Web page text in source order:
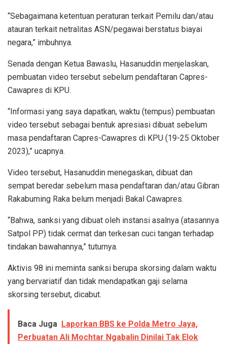
“Sebagaimana ketentuan peraturan terkait Pemilu dan/atau
atauran terkait netralitas ASN/pegawai berstatus biayai
negara,” imbuhnya.
Senada dengan Ketua Bawaslu, Hasanuddin menjelaskan,
pembuatan video tersebut sebelum pendaftaran Capres-
Cawapres di KPU.
“Informasi yang saya dapatkan, waktu (tempus) pembuatan
video tersebut sebagai bentuk apresiasi dibuat sebelum
masa pendaftaran Capres-Cawapres di KPU (19-25 Oktober
2023),” ucapnya.
Video tersebut, Hasanuddin menegaskan, dibuat dan
sempat beredar sebelum masa pendaftaran dan/atau Gibran
Rakabuming Raka belum menjadi Bakal Cawapres.
“Bahwa, sanksi yang dibuat oleh instansi asalnya (atasannya
Satpol PP) tidak cermat dan terkesan cuci tangan terhadap
tindakan bawahannya,” tuturnya.
Aktivis 98 ini meminta sanksi berupa skorsing dalam waktu
yang bervariatif dan tidak mendapatkan gaji selama
skorsing tersebut, dicabut.
Baca Juga Laporkan BBS ke Polda Metro Jaya,
Perbuatan Ali Mochtar Ngabalin Dinilai Tak Elok